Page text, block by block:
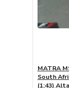
MATRA
South
(1:43)